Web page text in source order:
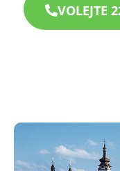
VOLEJTE